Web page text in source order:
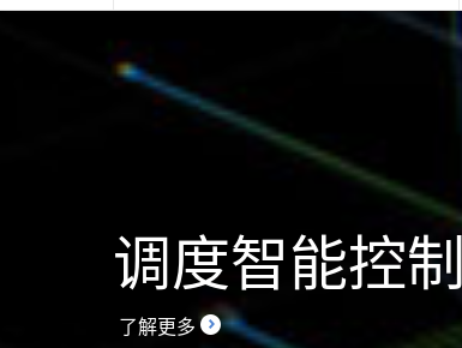
调度智能控
了解更多